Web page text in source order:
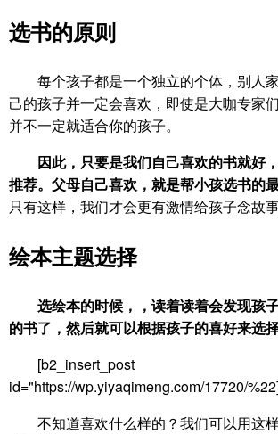
选书的原则
每个孩子都是一个独立的个体，别人
己的孩子并一定会喜欢，即使是大咖专家
并不一定就适合你的孩子。
因此，只要是我们自己喜欢的书就好
推荐。父母自己喜欢，就是帮小孩选书的
只有这样，我们才会更有激情给孩子念故事
绘本主题选择
选绘本的时候，，读着读着会发现孩
的书了，然后就可以根据孩子的喜好来选
[b2_insert_post
id="https://wp.yiyaqimeng.com/17720/
不知道喜欢什么样的？我们可以用这